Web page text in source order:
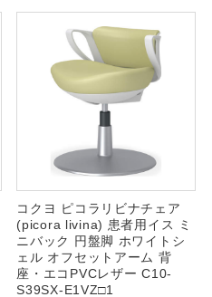
コクヨ ピコラリビナチェア
(picora livina) 患者用イス ミ
ニバック 円盤脚 ホワイトシ
ェル オフセットアーム 背
座・エコPVCレザー C10-
S39SX-E1VZ□1